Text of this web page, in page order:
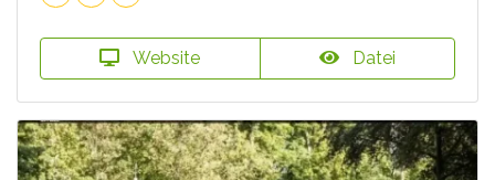
Website Datei